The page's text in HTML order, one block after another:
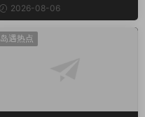
2026-08-06
岛遇热点